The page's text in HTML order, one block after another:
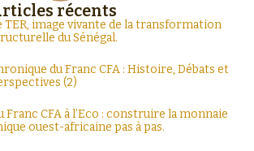
Une nation qui ne
récents
TER, image vivante de la transformation
du Sénégal.
du Franc CFA : Histoire, Débats et
(2)
Franc CFA à l’Eco : construire la monnaie
ouest-africaine pas à pas.